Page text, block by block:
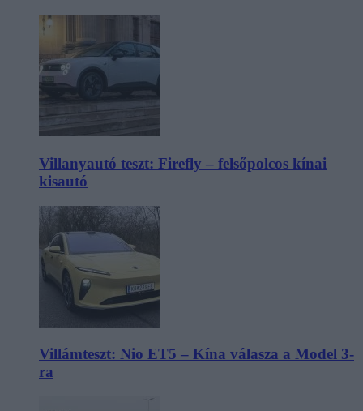
Villanyautó teszt: Firefly – felsőpolcos kínai
kisautó
Villámteszt: Nio ET5 – Kína válasza a Model 3-
ra